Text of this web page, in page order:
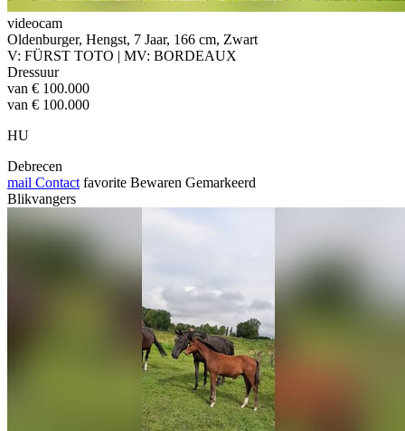
videocam
Oldenburger, Hengst, 7 Jaar, 166 cm, Zwart
V: FÜRST TOTO | MV: BORDEAUX
Dressuur
van € 100.000
van € 100.000
HU
Debrecen
mail Contact favorite Bewaren Gemarkeerd
Blikvangers